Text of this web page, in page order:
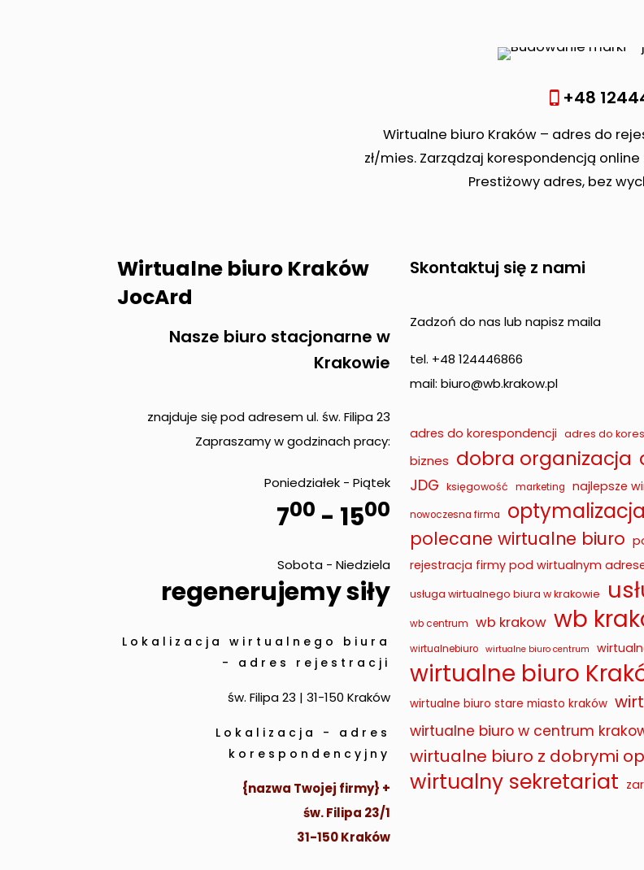
+48
Wirtualne biuro Kraków – adres do
zł/mies. Zarządzaj korespondencją online
Prestiżowy adres, bez
Wirtualne biuro Kraków
JocArd
Nasze biuro stacjonarne w
Krakowie
znajduje się pod adresem ul. św. Filipa 23
Zapraszamy w godzinach pracy:
Poniedziałek - Piątek
700 - 1500
Sobota - Niedziela
regenerujemy siły
Lokalizacja wirtualnego biura
- adres rejestracji
św. Filipa 23 | 31-150 Kraków
Lokalizacja - adres
korespondencyjny
{nazwa Twojej firmy} +
św. Filipa 23/1
31-150 Kraków
Skontaktuj się z nami
Zadzoń do nas lub napisz maila
tel. +48 124446866
mail: biuro@wb.krakow.pl
adres do korespondencji adres do
biznes dobra organizacja
JDG księgowość marketing najlepsze
nowoczesna firma
polecane wirtualne biuro
rejestracja firmy pod wirtualnym
usługa wirtualnego biura w krakowie
wb centrum wb krakow wb
wirtualnebiuro wirtualne biuro centrum
wirtualne biuro
wirtualne biuro stare miasto kraków
wirtualne biuro w centrum
wirtualne biuro z dobrymi
wirtualny sekretariat